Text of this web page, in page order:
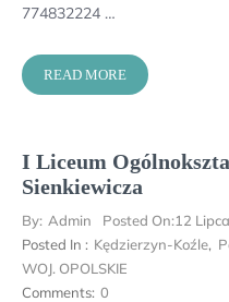
774832224 …
READ MORE
I Liceum
Sienkiewicza
By: Admin Posted On:12
Posted In : Kędzierzyn-Koźle,
WOJ. OPOLSKIE
Comments: 0